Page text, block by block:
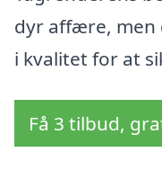
dyr affære, men
i kvalitet for at
Få 3 tilbud,